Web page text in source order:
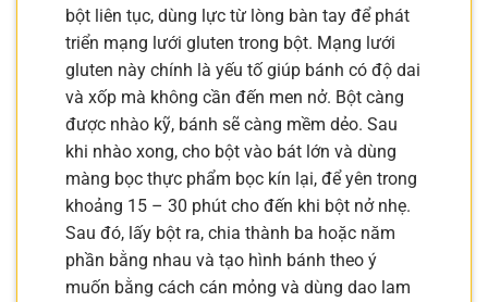
bột liên tục, dùng lực từ lòng bàn tay để phát
triển mạng lưới gluten trong bột. Mạng lưới
gluten này chính là yếu tố giúp bánh có độ dai
và xốp mà không cần đến men nở. Bột càng
được nhào kỹ, bánh sẽ càng mềm dẻo. Sau
khi nhào xong, cho bột vào bát lớn và dùng
màng bọc thực phẩm bọc kín lại, để yên trong
khoảng 15 – 30 phút cho đến khi bột nở nhẹ.
Sau đó, lấy bột ra, chia thành ba hoặc năm
phần bằng nhau và tạo hình bánh theo ý
muốn bằng cách cán mỏng và dùng dao lam